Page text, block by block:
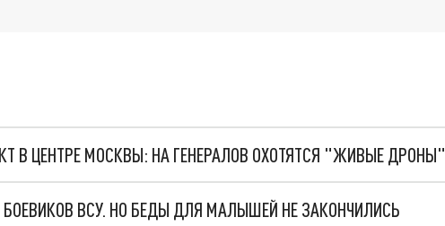
В ЦЕНТРЕ МОСКВЫ: НА ГЕНЕРАЛОВ ОХОТЯТСЯ "ЖИВЫЕ ДРОНЫ"
ВСУ. НО БЕДЫ ДЛЯ МАЛЫШЕЙ НЕ ЗАКОНЧИЛИСЬ